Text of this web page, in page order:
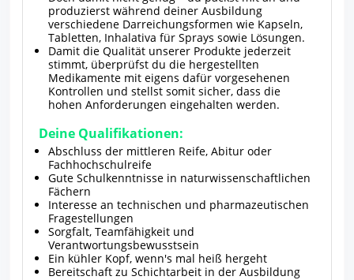
produzierst während deiner Ausbildung
verschiedene Darreichungsformen wie Kapseln,
Tabletten, Inhalativa für Sprays sowie Lösungen.
Damit die Qualität unserer Produkte jederzeit
stimmt, überprüfst du die hergestellten
Medikamente mit eigens dafür vorgesehenen
Kontrollen und stellst somit sicher, dass die
hohen Anforderungen eingehalten werden.
Deine Qualifikationen:
Abschluss der mittleren Reife, Abitur oder
Fachhochschulreife
Gute Schulkenntnisse in naturwissenschaftlichen
Fächern
Interesse an technischen und pharmazeutischen
Fragestellungen
Sorgfalt, Teamfähigkeit und
Verantwortungsbewusstsein
Ein kühler Kopf, wenn's mal heiß hergeht
Bereitschaft zu Schichtarbeit in der Ausbildung